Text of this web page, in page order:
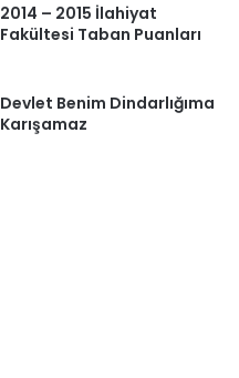
2014 – 2015 İlahiyat
Fakültesi Taban Puanları
Devlet Benim Dindarlığıma
Karışamaz